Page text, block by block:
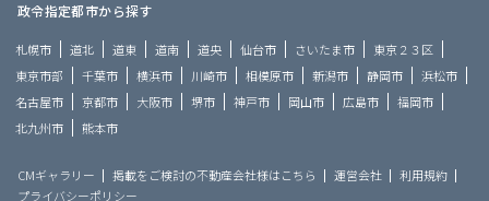
政令指定都市から探す
札幌市 道北 道東 道南 道央 仙台市 さいたま市
東京２３区
東京市部
千葉市 横浜市 川崎市 相模原市 新潟市 静岡市
浜松市
名古屋市
京都市 大阪市 堺市 神戸市 岡山市 広島市
福岡市
北九州市
熊本市
CMギャラリー 掲載をご検討の不動産会社様はこちら 運営会社
利用規約
プライバシーポリシー